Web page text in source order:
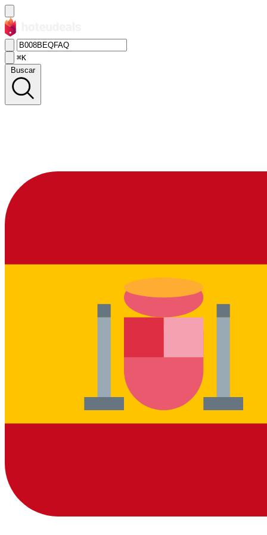
⌘K
Buscar